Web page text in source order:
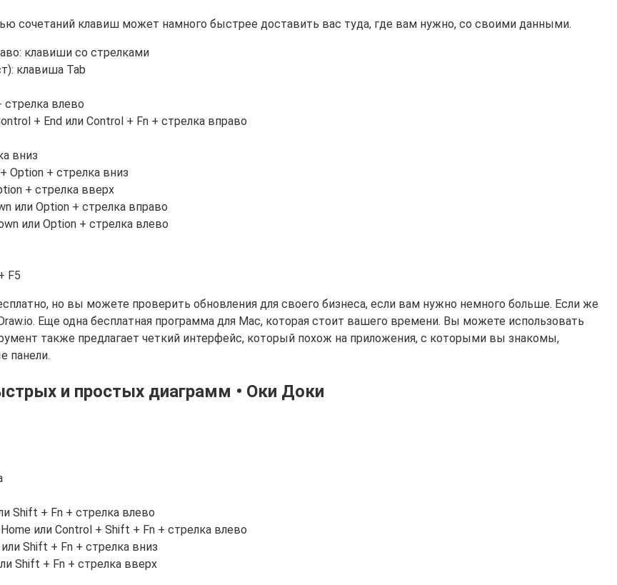
сочетаний клавиш может намного быстрее доставить вас туда, где вам нужно, со своими данными.
клавиши со стрелками
клавиша Tab
стрелка влево
+ End или Control + Fn + стрелка вправо
вниз
Option + стрелка вниз
+ стрелка вверх
или Option + стрелка вправо
или Option + стрелка влево
F5
но вы можете проверить обновления для своего бизнеса, если вам нужно немного больше. Если же
Еще одна бесплатная программа для Mac, которая стоит вашего времени. Вы можете использовать
также предлагает четкий интерфейс, который похож на приложения, с которыми вы знакомы,
панели.
и простых диаграмм • Оки Доки
Shift + Fn + стрелка влево
или Control + Shift + Fn + стрелка влево
Shift + Fn + стрелка вниз
Shift + Fn + стрелка вверх